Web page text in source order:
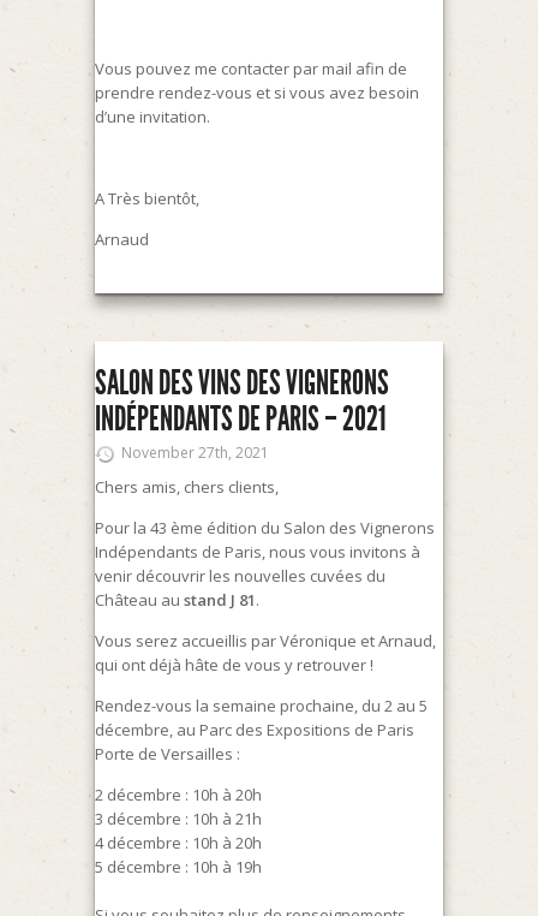
Vous pouvez me contacter par mail afin de
prendre rendez-vous et si vous avez besoin
d’une invitation.
A Très bientôt,
Arnaud
SALON DES VINS DES VIGNERONS
INDÉPENDANTS DE PARIS – 2021
November 27th, 2021
Chers amis, chers clients,
Pour la 43 ème édition du Salon des Vignerons
Indépendants de Paris, nous vous invitons à
venir découvrir les nouvelles cuvées du
Château au stand J 81.
Vous serez accueillis par Véronique et Arnaud,
qui ont déjà hâte de vous y retrouver !
Rendez-vous la semaine prochaine, du 2 au 5
décembre, au Parc des Expositions de Paris
Porte de Versailles :
2 décembre : 10h à 20h
3 décembre : 10h à 21h
4 décembre : 10h à 20h
5 décembre : 10h à 19h